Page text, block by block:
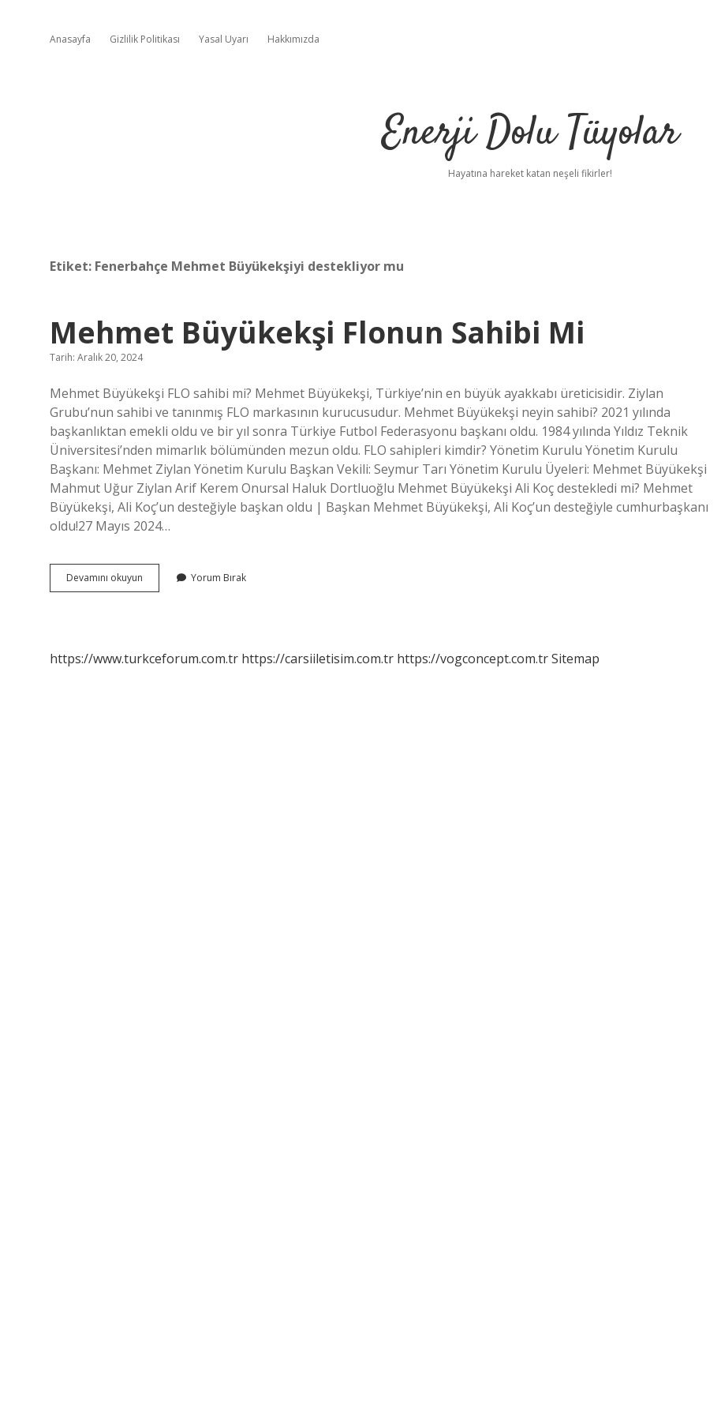
Anasayfa Gizlilik Politikası Yasal Uyarı Hakkımızda
Enerji Dolu Tüyolar
Hayatına hareket katan neşeli fikirler!
Etiket: Fenerbahçe Mehmet Büyükekşiyi destekliyor mu
Mehmet Büyükekşi Flonun Sahibi Mi
Tarih: Aralık 20, 2024
Mehmet Büyükekşi FLO sahibi mi? Mehmet Büyükekşi, Türkiye’nin en büyük ayakkabı üreticisidir. Ziylan
Grubu’nun sahibi ve tanınmış FLO markasının kurucusudur. Mehmet Büyükekşi neyin sahibi? 2021 yılında
başkanlıktan emekli oldu ve bir yıl sonra Türkiye Futbol Federasyonu başkanı oldu. 1984 yılında Yıldız Teknik
Üniversitesi’nden mimarlık bölümünden mezun oldu. FLO sahipleri kimdir? Yönetim Kurulu Yönetim Kurulu
Başkanı: Mehmet Ziylan Yönetim Kurulu Başkan Vekili: Seymur Tarı Yönetim Kurulu Üyeleri: Mehmet Büyükekşi
Mahmut Uğur Ziylan Arif Kerem Onursal Haluk Dortluoğlu Mehmet Büyükekşi Ali Koç destekledi mi? Mehmet
Büyükekşi, Ali Koç’un desteğiyle başkan oldu | Başkan Mehmet Büyükekşi, Ali Koç’un desteğiyle cumhurbaşkanı
oldu!27 Mayıs 2024…
Devamını okuyun Mehmet
Büyükekşi
Yorum Bırak
https://www.turkceforum.com.tr https://carsiiletisim.com.tr https://vogconcept.com.trSitemap